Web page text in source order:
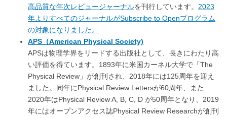
高品質な年次レビュージャーナルを刊行しています。 2023
年よりすべてのジャーナルがSubscribe to Openプログラム
の対象になりました。
APS（American Physical Society)
APSは物理学界をリードする出版社として、長きにわたり高
い評価を得ています。1893年に米国カーネル大学で「The
Physical Review」が創刊され、2018年には125周年を迎え
ました。同年にPhysical Review Lettersが60周年、また
2020年はPhysical Review A, B, C, D が50周年となり、2019
年にはオープンアクセス誌Physical Review Researchが創刊